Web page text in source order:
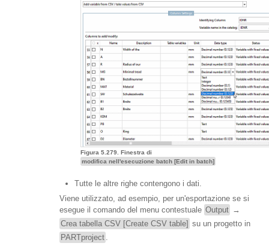
Figura 5.279. Finestra di
modifica nell'esecuzione batch [Edit in batch]
Tutte le altre righe contengono i dati.
Viene utilizzato, ad esempio, per un'esportazione se si
esegue il comando del menu contestuale Output →
Crea tabella CSV [Create CSV table] su un progetto in
PARTproject